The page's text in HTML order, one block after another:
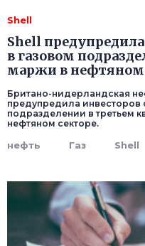
Shell
Shell
в газовом
маржи в нефтяном
Британо-нидерландская
предупредила инвесторов
подразделении в третьем
нефтяном секторе.
нефть Газ Shell